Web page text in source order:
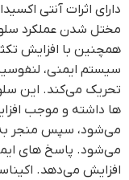
دارای اثرات آنتی
مختل شدن عملکرد
همچنین با افزایش
تحریک می‌کند. این
ها داشته و موجب
می‌شود، سپس منجر
می‌شود. پاسخ های
افزایش می‌دهد.